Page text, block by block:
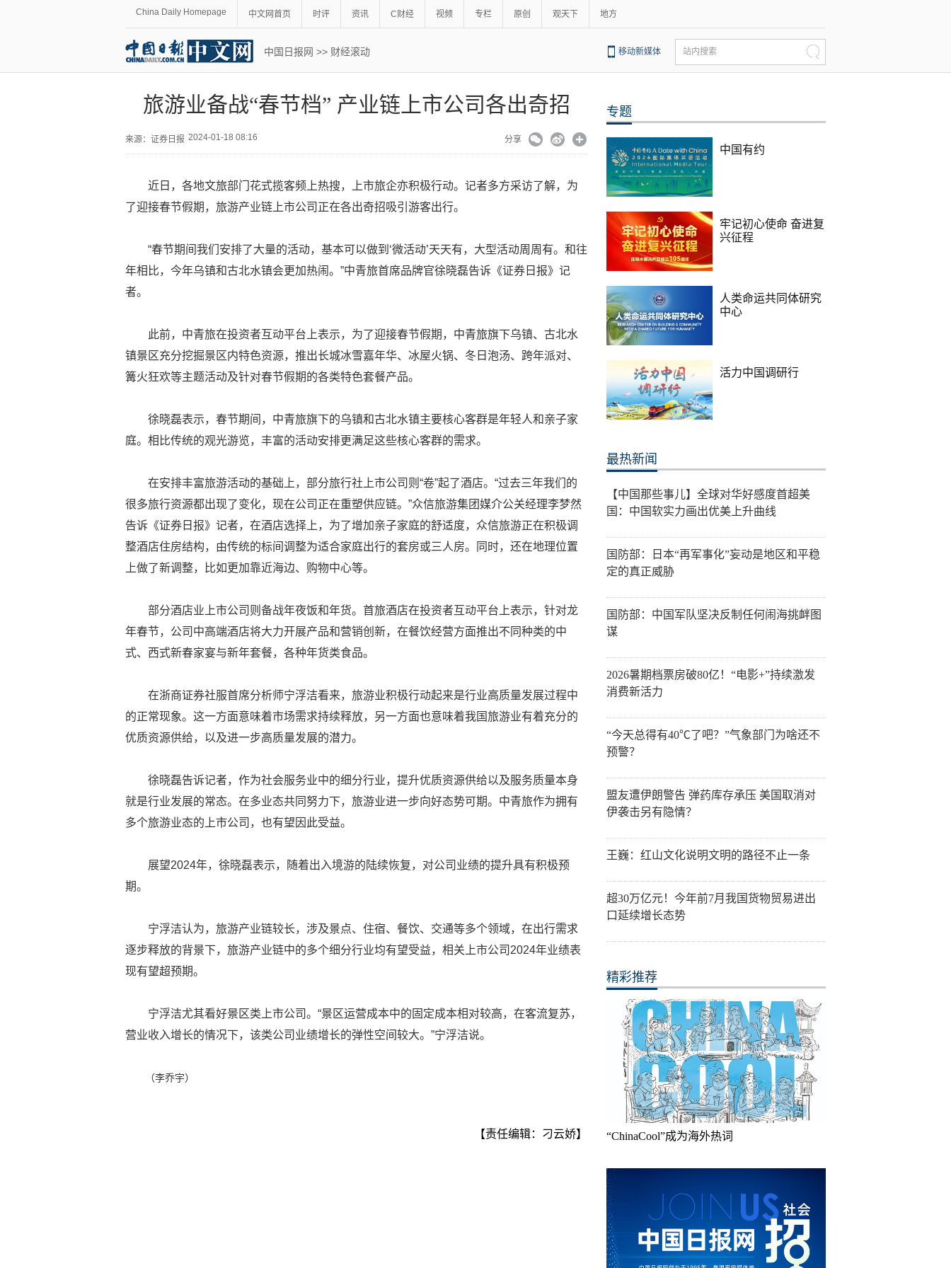
China Daily Homepage 中文网首页 时评 资讯 C财经 视频 专栏 原创 观天下 地方
中国日报网 >> 财经滚动 移动新媒体 站内搜索
旅游业备战“春节档” 产业链上市公司各出奇招
来源： 证券日报 2024-01-18 08:16 分享
近日，各地文旅部门花式揽客频上热搜，上市旅企亦积极行动。记者多方采访了解，为
了迎接春节假期，旅游产业链上市公司正在各出奇招吸引游客出行。
“春节期间我们安排了大量的活动，基本可以做到‘微活动’天天有，大型活动周周有。和往
年相比，今年乌镇和古北水镇会更加热闹。”中青旅首席品牌官徐晓磊告诉《证券日报》记
者。
此前，中青旅在投资者互动平台上表示，为了迎接春节假期，中青旅旗下乌镇、古北水
镇景区充分挖掘景区内特色资源，推出长城冰雪嘉年华、冰屋火锅、冬日泡汤、跨年派对、
篝火狂欢等主题活动及针对春节假期的各类特色套餐产品。
徐晓磊表示，春节期间，中青旅旗下的乌镇和古北水镇主要核心客群是年轻人和亲子家
庭。相比传统的观光游览，丰富的活动安排更满足这些核心客群的需求。
在安排丰富旅游活动的基础上，部分旅行社上市公司则“卷”起了酒店。“过去三年我们的
很多旅行资源都出现了变化，现在公司正在重塑供应链。”众信旅游集团媒介公关经理李梦然
告诉《证券日报》记者，在酒店选择上，为了增加亲子家庭的舒适度，众信旅游正在积极调
整酒店住房结构，由传统的标间调整为适合家庭出行的套房或三人房。同时，还在地理位置
上做了新调整，比如更加靠近海边、购物中心等。
部分酒店业上市公司则备战年夜饭和年货。首旅酒店在投资者互动平台上表示，针对龙
年春节，公司中高端酒店将大力开展产品和营销创新，在餐饮经营方面推出不同种类的中
式、西式新春家宴与新年套餐，各种年货类食品。
在浙商证券社服首席分析师宁浮洁看来，旅游业积极行动起来是行业高质量发展过程中
的正常现象。这一方面意味着市场需求持续释放，另一方面也意味着我国旅游业有着充分的
优质资源供给，以及进一步高质量发展的潜力。
徐晓磊告诉记者，作为社会服务业中的细分行业，提升优质资源供给以及服务质量本身
就是行业发展的常态。在多业态共同努力下，旅游业进一步向好态势可期。中青旅作为拥有
多个旅游业态的上市公司，也有望因此受益。
展望2024年，徐晓磊表示，随着出入境游的陆续恢复，对公司业绩的提升具有积极预
期。
宁浮洁认为，旅游产业链较长，涉及景点、住宿、餐饮、交通等多个领域，在出行需求
逐步释放的背景下，旅游产业链中的多个细分行业均有望受益，相关上市公司2024年业绩表
现有望超预期。
宁浮洁尤其看好景区类上市公司。“景区运营成本中的固定成本相对较高，在客流复苏，
营业收入增长的情况下，该类公司业绩增长的弹性空间较大。”宁浮洁说。
（李乔宇）
【责任编辑：刁云娇】
专题
中国有约
牢记初心使命 奋进复
兴征程
人类命运共同体研究
中心
活力中国调研行
最热新闻
【中国那些事儿】全球对华好感度首超美
国：中国软实力画出优美上升曲线
国防部：日本“再军事化”妄动是地区和平稳
定的真正威胁
国防部：中国军队坚决反制任何闹海挑衅图
谋
2026暑期档票房破80亿！“电影+”持续激发
消费新活力
“今天总得有40℃了吧？”气象部门为啥还不
预警？
盟友遭伊朗警告 弹药库存承压 美国取消对
伊袭击另有隐情？
王巍：红山文化说明文明的路径不止一条
超30万亿元！今年前7月我国货物贸易进出
口延续增长态势
精彩推荐
“ChinaCool”成为海外热词